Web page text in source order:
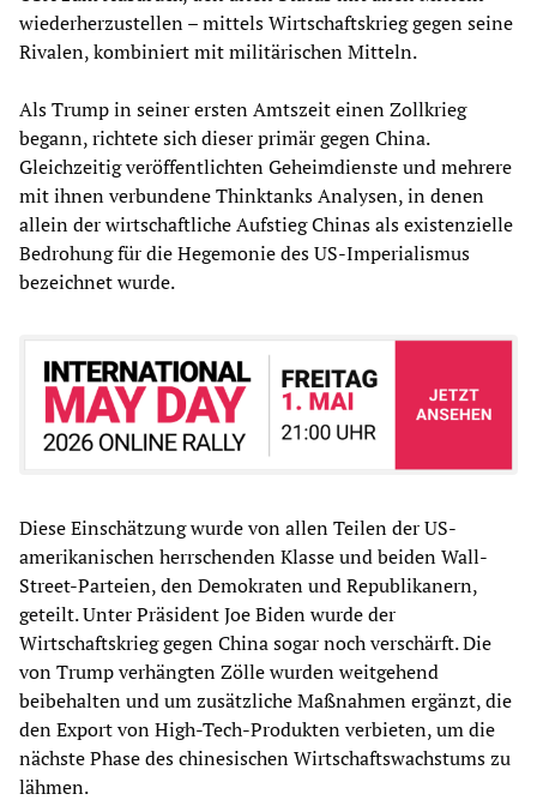
wiederherzustellen – mittels Wirtschaftskrieg gegen seine
Rivalen, kombiniert mit militärischen Mitteln.
Als Trump in seiner ersten Amtszeit einen Zollkrieg
begann, richtete sich dieser primär gegen China.
Gleichzeitig veröffentlichten Geheimdienste und mehrere
mit ihnen verbundene Thinktanks Analysen, in denen
allein der wirtschaftliche Aufstieg Chinas als existenzielle
Bedrohung für die Hegemonie des US-Imperialismus
bezeichnet wurde.
Diese Einschätzung wurde von allen Teilen der US-
amerikanischen herrschenden Klasse und beiden Wall-
Street-Parteien, den Demokraten und Republikanern,
geteilt. Unter Präsident Joe Biden wurde der
Wirtschaftskrieg gegen China sogar noch verschärft. Die
von Trump verhängten Zölle wurden weitgehend
beibehalten und um zusätzliche Maßnahmen ergänzt, die
den Export von High-Tech-Produkten verbieten, um die
nächste Phase des chinesischen Wirtschaftswachstums zu
lähmen.